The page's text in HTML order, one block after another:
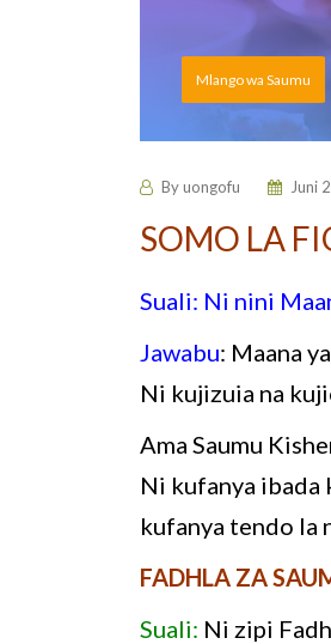
Mlango wa Saumu
Byuongofu Juni
SOMO LA
Suali: Ni nini
Jawabu: Maana
Ni kujizuia na
Ama Saumu
Ni kufanya ibada
kufanya tendo la
FADHLA ZA
Suali: Ni zipi